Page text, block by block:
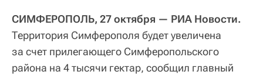
СИМФЕРОПОЛЬ, 27 октября — РИА Новости.
Территория Симферополя будет увеличена
за счет прилегающего Симферопольского
района на 4 тысячи гектар, сообщил главный